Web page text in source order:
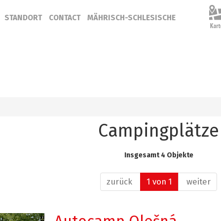
STANDORT CONTACT MÄHRISCH-SCHLESISCHE
Campingplätze
Insgesamt 4 Objekte
zurück 1 von 1 weiter